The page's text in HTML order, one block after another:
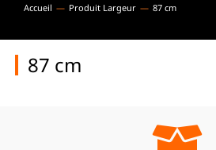
Vous êtes ici :
Accueil Produit Largeur 87 cm
87 cm